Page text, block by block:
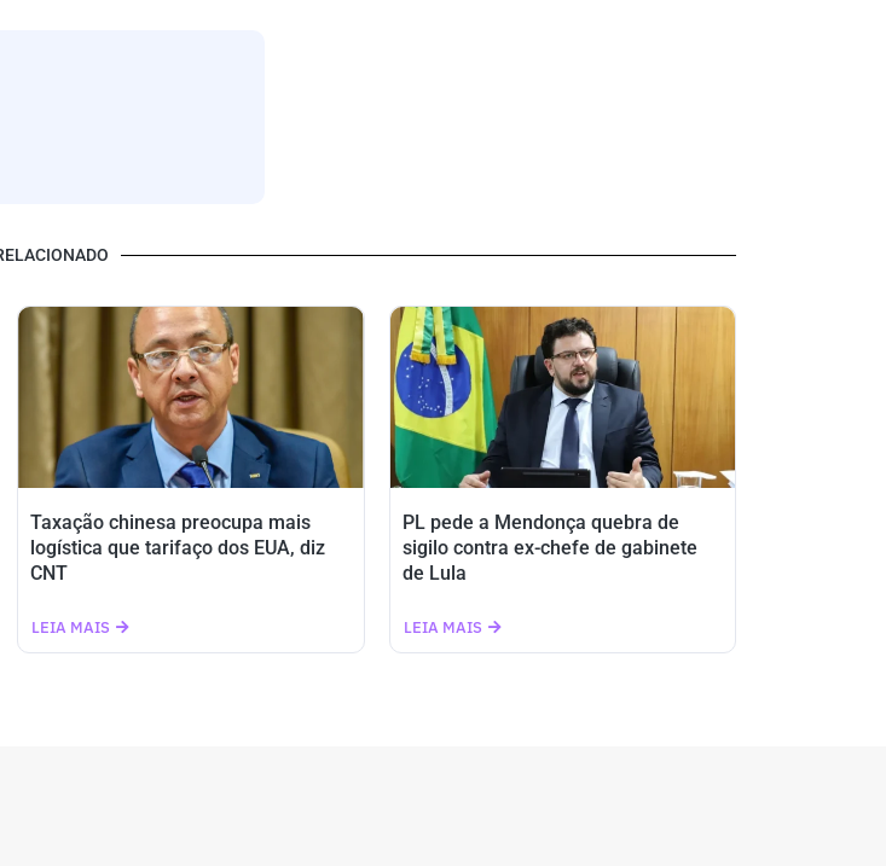
Taxação chinesa preocupa mais
logística que tarifaço dos EUA, diz
CNT
LEIA MAIS
PL pede a Mendonça quebra de
sigilo contra ex-chefe de gabinete
de Lula
LEIA MAIS